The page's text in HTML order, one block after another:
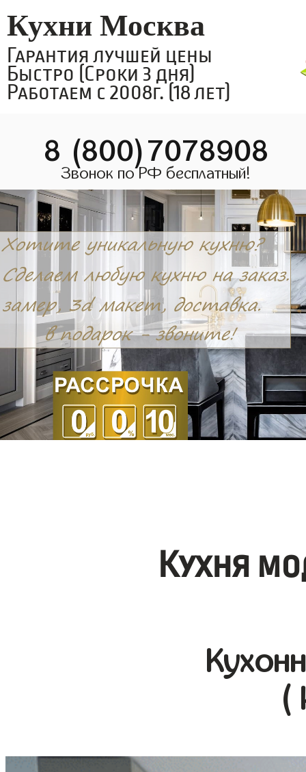
Кухни Москва
Гарантия лучшей цены
Быстро (Сроки 3 дня)
Работаем с 2008г. (18 лет)
8 (800)7078908
Звонок по РФ бесплатный!
Кухня
(